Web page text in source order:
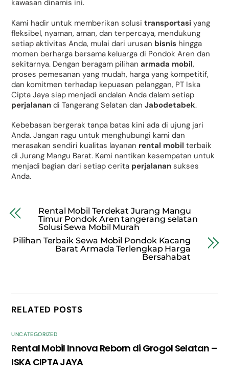
kawasan dinamis ini.
Kami hadir untuk memberikan solusitransportasi yang
fleksibel, nyaman, aman, dan terpercaya, mendukung
setiap aktivitas Anda, mulai dari urusan bisnis hingga
momen berharga bersama keluarga di Pondok Aren dan
sekitarnya. Dengan beragam pilihanarmada mobil,
proses pemesanan yang mudah, harga yang kompetitif,
dan komitmen terhadap kepuasan pelanggan, PT Iska
Cipta Jaya siap menjadi andalan Anda dalam setiap
perjalanan di Tangerang Selatan danJabodetabek.
Kebebasan bergerak tanpa batas kini ada di ujung jari
Anda. Jangan ragu untuk menghubungi kami dan
merasakan sendiri kualitas layanan rental mobil terbaik
di Jurang Mangu Barat. Kami nantikan kesempatan untuk
menjadi bagian dari setiap cerita perjalanan sukses
Anda.
Rental Mobil Terdekat Jurang Mangu
Timur Pondok Aren tangerang selatan
Solusi Sewa Mobil Murah
Pilihan Terbaik Sewa Mobil Pondok Kacang
Barat Armada Terlengkap Harga
Bersahabat
RELATED POSTS
UNCATEGORIZED
Rental Mobil Innova Reborn di Grogol Selatan –
ISKA CIPTA JAYA